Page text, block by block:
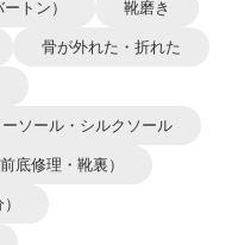
トン） 靴磨き
骨が外れた・折れた
ーソール・シルクソール
底修理・靴裏）